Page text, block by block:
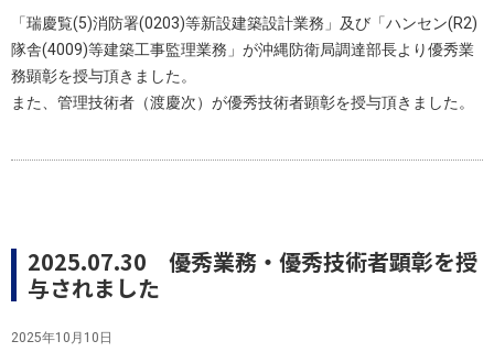
「瑞慶覧(5)消防署(0203)等新設建築設計業務」及び「ハンセン(R2)
隊舎(4009)等建築工事監理業務」が沖縄防衛局調達部長より優秀業
務顕彰を授与頂きました。
また、管理技術者（渡慶次）が優秀技術者顕彰を授与頂きました。
2025.07.30 優秀業務・優秀技術者顕彰を授
与されました
2025年10月10日